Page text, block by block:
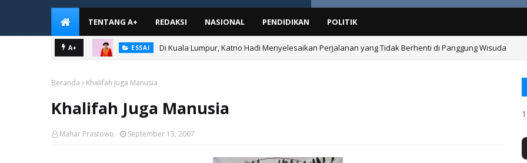
TENTANG A+ REDAKSI NASIONAL PENDIDIKAN POLITIK
A+ ESSAI Di Kuala Lumpur, Katno Hadi Menyelesaikan Perjalanan yang Tidak Berhenti di Panggung Wisuda
Beranda Khalifah Juga Manusia
Khalifah Juga Manusia
Mahar Prastowo September 13, 2007